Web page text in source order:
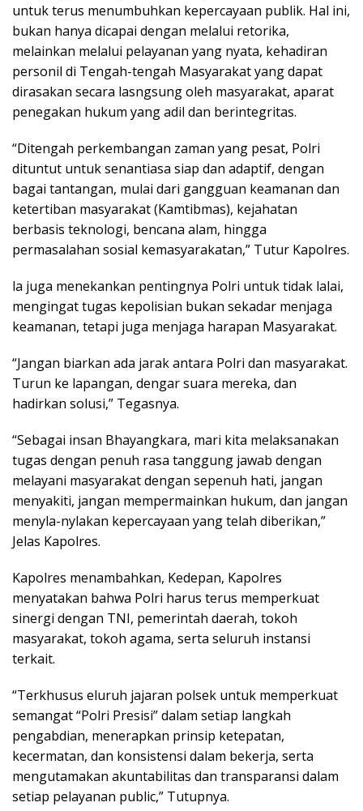
untuk terus menumbuhkan kepercayaan publik. Hal ini,
bukan hanya dicapai dengan melalui retorika,
melainkan melalui pelayanan yang nyata, kehadiran
personil di Tengah-tengah Masyarakat yang dapat
dirasakan secara lasngsung oleh masyarakat, aparat
penegakan hukum yang adil dan berintegritas.
“Ditengah perkembangan zaman yang pesat, Polri
dituntut untuk senantiasa siap dan adaptif, dengan
bagai tantangan, mulai dari gangguan keamanan dan
ketertiban masyarakat (Kamtibmas), kejahatan
berbasis teknologi, bencana alam, hingga
permasalahan sosial kemasyarakatan,” Tutur Kapolres.
la juga menekankan pentingnya Polri untuk tidak lalai,
mengingat tugas kepolisian bukan sekadar menjaga
keamanan, tetapi juga menjaga harapan Masyarakat.
“Jangan biarkan ada jarak antara Polri dan masyarakat.
Turun ke lapangan, dengar suara mereka, dan
hadirkan solusi,” Tegasnya.
“Sebagai insan Bhayangkara, mari kita melaksanakan
tugas dengan penuh rasa tanggung jawab dengan
melayani masyarakat dengan sepenuh hati, jangan
menyakiti, jangan mempermainkan hukum, dan jangan
menyla-nylakan kepercayaan yang telah diberikan,”
Jelas Kapolres.
Kapolres menambahkan, Kedepan, Kapolres
menyatakan bahwa Polri harus terus memperkuat
sinergi dengan TNI, pemerintah daerah, tokoh
masyarakat, tokoh agama, serta seluruh instansi
terkait.
“Terkhusus eluruh jajaran polsek untuk memperkuat
semangat “Polri Presisi” dalam setiap langkah
pengabdian, menerapkan prinsip ketepatan,
kecermatan, dan konsistensi dalam bekerja, serta
mengutamakan akuntabilitas dan transparansi dalam
setiap pelayanan public,” Tutupnya.